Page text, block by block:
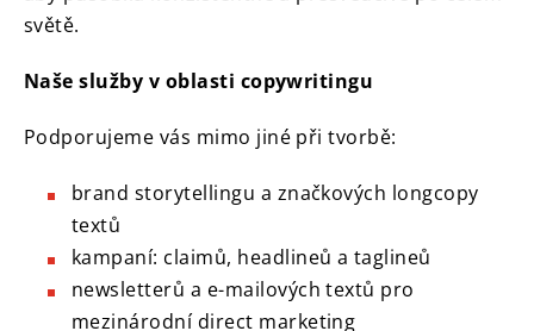
světě.
Naše služby v oblasti copywritingu
Podporujeme vás mimo jiné při tvorbě:
brand storytellingu a značkových longcopy
textů
kampaní: claimů, headlineů a taglineů
newsletterů a e-mailových textů pro
mezinárodní direct marketing